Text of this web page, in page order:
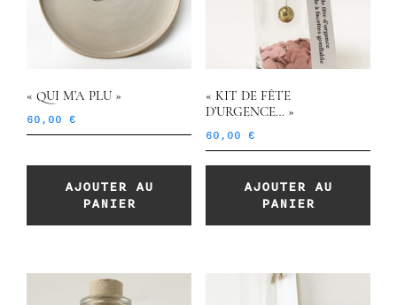
« QUI M’A PLU »
60,00 €
AJOUTER AU
PANIER
« KIT DE FÊTE
D’URGENCE… »
60,00 €
AJOUTER AU
PANIER